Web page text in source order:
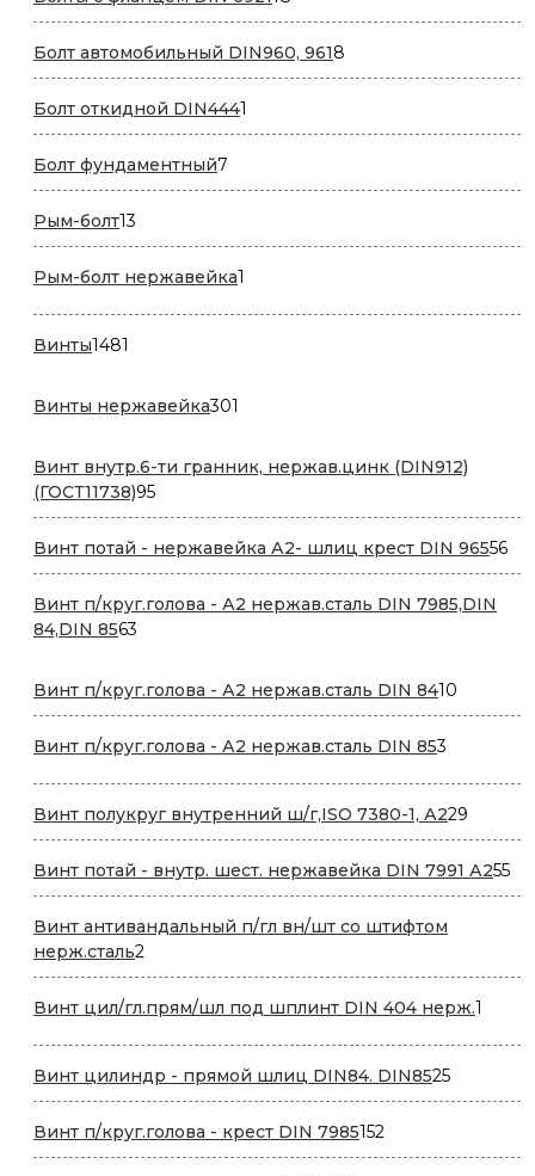
товаров
Болт автомобильный DIN960, 9618
товаров
Болт откидной DIN4441
товар
Болт фундаментный7
товаров
Рым-болт13
товаров
Рым-болт нержавейка1
Винты1481
Винты нержавейка301
Винт внутр.6-ти гранник, нержав.цинк (DIN912)
(ГОСТ11738)9595
товаров
Винт потай - нержавейка А2- шлиц крест DIN 9655656
Винт п/круг.голова - А2 нержав.сталь DIN 7985,DIN
84,DIN 8563
Винт п/круг.голова - А2 нержав.сталь DIN 8410
товаров
Винт п/круг.голова - А2 нержав.сталь DIN 853
Винт полукруг внутренний ш/г,ISO 7380-1, А229
товаров
Винт потай - внутр. шест. нержавейка DIN 7991 А25555
Винт антивандальный п/гл вн/шт со штифтом
нерж.сталь2
товара
Винт цил/гл.прям/шл под шплинт DIN 404 нерж.1
Винт цилиндр - прямой шлиц DIN84. DIN852525
товаров
Винт п/круг.голова - крест DIN 7985152
товара